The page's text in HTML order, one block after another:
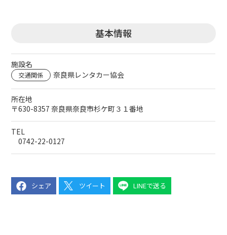
基本情報
施設名
交通関係 奈良県レンタカー協会
所在地
〒630-8357 奈良県奈良市杉ケ町３１番地
TEL
0742-22-0127
シェア ツイート LINEで送る